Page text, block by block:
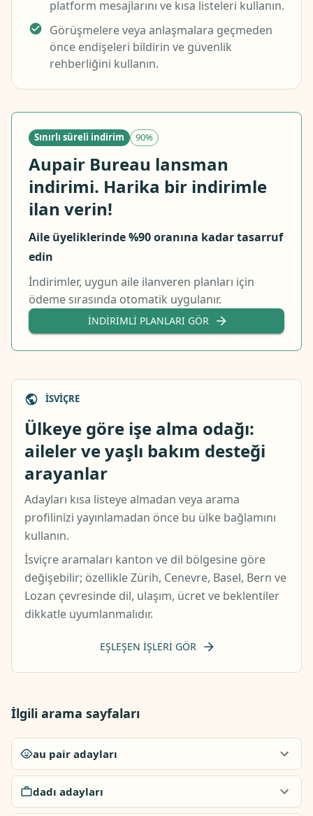
platform mesajlarını ve kısa listeleri kullanın.
Görüşmelere veya anlaşmalara geçmeden
önce endişeleri bildirin ve güvenlik
rehberliğini kullanın.
Sınırlı süreli indirim 90%
Aupair Bureau lansman
indirimi. Harika bir indirimle
ilan verin!
Aile üyeliklerinde %90 oranına kadar tasarruf
edin
İndirimler, uygun aile ilanveren planları için
ödeme sırasında otomatik uygulanır.
İNDIRIMLI PLANLARI GÖR
İSVIÇRE
Ülkeye göre işe alma odağı:
aileler ve yaşlı bakım desteği
arayanlar
Adayları kısa listeye almadan veya arama
profilinizi yayınlamadan önce bu ülke bağlamını
kullanın.
İsviçre aramaları kanton ve dil bölgesine göre
değişebilir; özellikle Zürih, Cenevre, Basel, Bern ve
Lozan çevresinde dil, ulaşım, ücret ve beklentiler
dikkatle uyumlanmalıdır.
EŞLEŞEN IŞLERI GÖR
İlgili arama sayfaları
au pair adayları
dadı adayları